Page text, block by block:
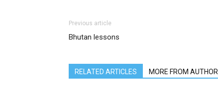
Previous article
Bhutan lessons
RELATED ARTICLES MORE FROM AUTHOR